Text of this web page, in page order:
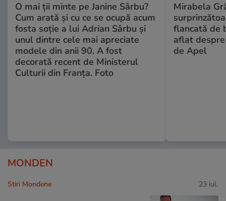
O mai ții minte pe Janine Sârbu?
Cum arată și cu ce se ocupă acum
fosta soție a lui Adrian Sârbu și
unul dintre cele mai apreciate
modele din anii 90. A fost
decorată recent de Ministerul
Culturii din Franța. Foto
Mirabela
flancată de
aflat
de Apel
MONDEN
Stiri Mondene 23 iul.